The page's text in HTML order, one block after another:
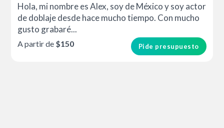
Hola, mi nombre es Alex, soy de México y soy actor
de doblaje desde hace mucho tiempo. Con mucho
gusto grabaré...
Pide presupuesto
A partir de $150